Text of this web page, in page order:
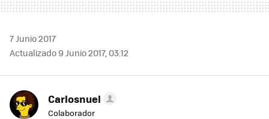
7 Junio 2017
Actualizado 9 Junio 2017, 03:12
Carlosnuel
Colaborador